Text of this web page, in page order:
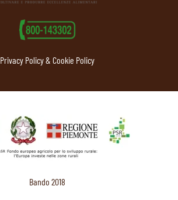
Privacy Policy & Cookie Policy
Bando 2018